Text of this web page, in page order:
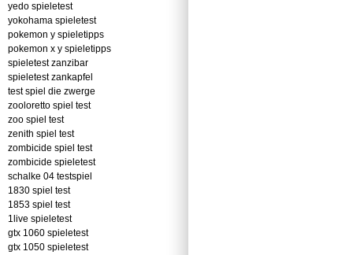
yedo spieletest
yokohama spieletest
pokemon y spieletipps
pokemon x y spieletipps
spieletest zanzibar
spieletest zankapfel
test spiel die zwerge
zooloretto spiel test
zoo spiel test
zenith spiel test
zombicide spiel test
zombicide spieletest
schalke 04 testspiel
1830 spiel test
1853 spiel test
1live spieletest
gtx 1060 spieletest
gtx 1050 spieletest